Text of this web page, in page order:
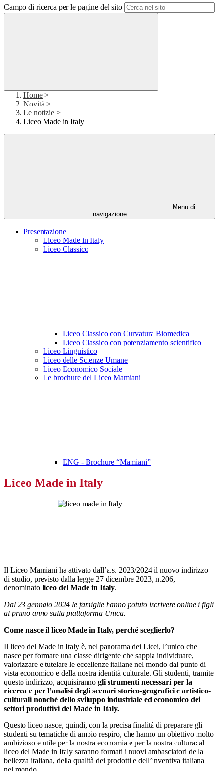
Campo di ricerca per le pagine del sito
Home >
Novità >
Le notizie >
Liceo Made in Italy
Menu di
navigazione
Presentazione
Liceo Made in Italy
Liceo Classico
Liceo Classico con Curvatura Biomedica
Liceo Classico con potenziamento scientifico
Liceo Linguistico
Liceo delle Scienze Umane
Liceo Economico Sociale
Le brochure del Liceo Mamiani
ENG - Brochure “Mamiani”
Liceo Made in Italy
Il Liceo Mamiani ha attivato dall’a.s. 2023/2024 il nuovo indirizzo
di studio, previsto dalla legge 27 dicembre 2023, n.206,
denominato liceo del Made in Italy.
Dal 23 gennaio 2024 le famiglie hanno potuto iscrivere online i figli
al primo anno sulla piattaforma Unica.
Come nasce il liceo Made in Italy, perché sceglierlo?
Il liceo del Made in Italy è, nel panorama dei Licei, l’unico che
nasce per formare una classe dirigente che sappia individuare,
valorizzare e tutelare le eccellenze italiane nel mondo dal punto di
vista economico e della nostra identità culturale. Gli studenti, tramite
questo indirizzo, acquisiranno gli strumenti necessari per la
ricerca e per l’analisi degli scenari storico-geografici e artistico-
culturali nonché dello sviluppo industriale ed economico dei
settori produttivi del Made in Italy.
Questo liceo nasce, quindi, con la precisa finalità di preparare gli
studenti su tematiche di ampio respiro, che hanno un obiettivo molto
ambizioso e utile per la nostra economia e per la nostra cultura: al
liceo del Made in Italy saranno formati i nuovi ambasciatori della
bellezza italiana, della qualità dei prodotti e dell’inventiva italiana